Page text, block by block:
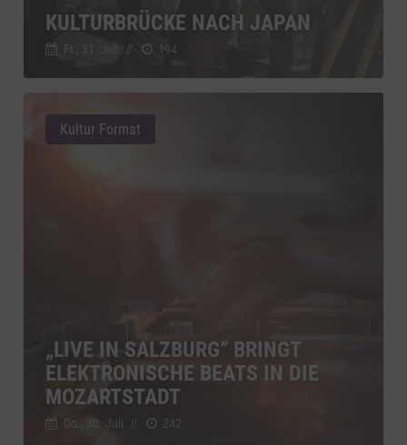
KULTURBRÜCKE NACH JAPAN
Fr., 31. Juli // 194
„LIVE IN SALZBURG“ BRINGT
ELEKTRONISCHE BEATS IN DIE
MOZARTSTADT
Do., 30. Juli // 242
Kultur Format